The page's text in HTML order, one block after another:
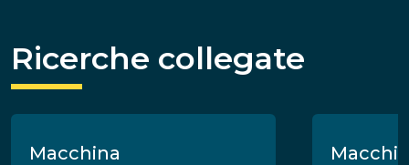
Ricerche collegate
Macchina